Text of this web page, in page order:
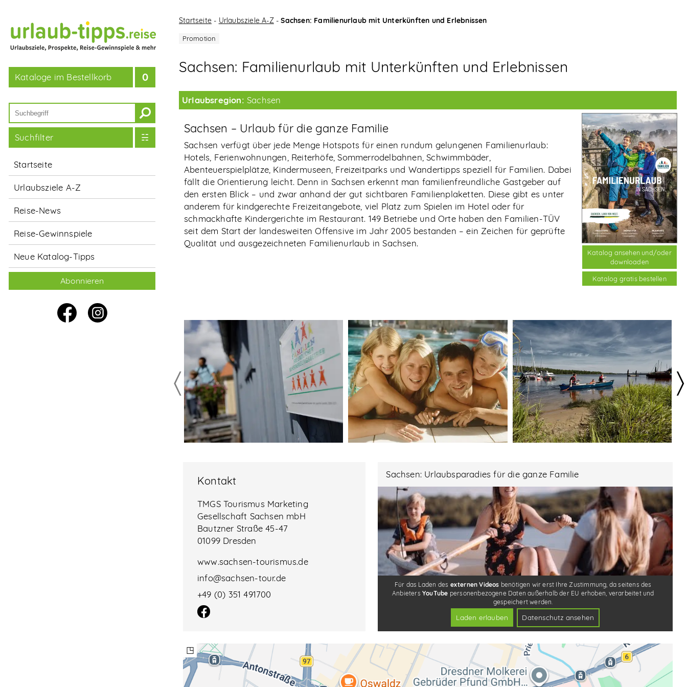
Kataloge im Bestellkorb
Suchfilter
Startseite
Urlaubsziele A-Z
Reise-News
Reise-Gewinnspiele
Neue Katalog-Tipps
Abonnieren
Startseite - Urlaubsziele A-Z-Sachsen: Familienurlaub mit Unterkünften und Erlebnissen
Sachsen: Familienurlaub mit Unterkünften und Erlebnissen
Urlaubsregion: Sachsen
Katalog ansehen und/oder
downloaden
Katalog gratis bestellen
Sachsen – Urlaub für die ganze Familie
Sachsen verfügt über jede Menge Hotspots für einen rundum gelungenen Familienurlaub:
Hotels, Ferienwohnungen, Reiterhöfe, Sommerrodelbahnen, Schwimmbäder,
Abenteuerspielplätze, Kindermuseen, Freizeitparks und Wandertipps speziell für Familien. Dabei
fällt die Orientierung leicht. Denn in Sachsen erkennt man familienfreundliche Gastgeber auf
den ersten Blick – und zwar anhand der gut sichtbaren Familienplaketten. Diese gibt es unter
anderem für kindgerechte Freizeitangebote, viel Platz zum Spielen im Hotel oder für
schmackhafte Kindergerichte im Restaurant. 149 Betriebe und Orte haben den Familien-TÜV
seit dem Start der landesweiten Offensive im Jahr 2005 bestanden – ein Zeichen für geprüfte
Qualität und ausgezeichneten Familienurlaub in Sachsen.
Sachsen: Urlaubsparadies für die ganze Familie
Kontakt
TMGS Tourismus Marketing
Gesellschaft Sachsen mbH
Bautzner Straße 45-47
01099 Dresden
www.sachsen-tourismus.de
info@sachsen-tour.de
+49 (0) 351 491700
◳